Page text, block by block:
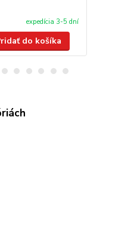
expedícia 3-5 dní
do košíka